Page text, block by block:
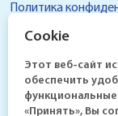
Политика
разрешенных
распространения
Cookie
Этот веб-сайт
обеспечить
«Принять», Вы